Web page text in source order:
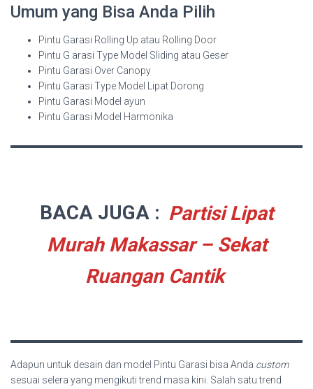
Umum yang Bisa Anda Pilih
Pintu Garasi Rolling Up atau Rolling Door
Pintu G arasi Type Model Sliding atau Geser
Pintu Garasi Over Canopy
Pintu Garasi Type Model Lipat Dorong
Pintu Garasi Model ayun
Pintu Garasi Model Harmonika
BACA JUGA : Partisi Lipat
Murah Makassar – Sekat
Ruangan Cantik
Adapun untuk desain dan model Pintu Garasi bisa Anda custom
sesuai selera yang mengikuti trend masa kini. Salah satu trend